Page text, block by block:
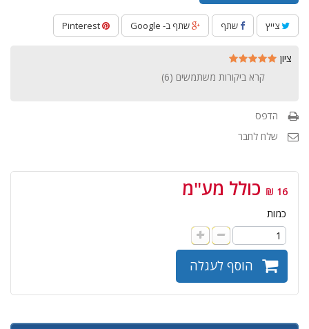
צייץ שתף שתף ב- Google
ציון
קרא ביקורות משתמשים (6
)
הדפס
שלח לחבר
16 ₪ כולל מע"מ
כמות
הוסף לעגלה